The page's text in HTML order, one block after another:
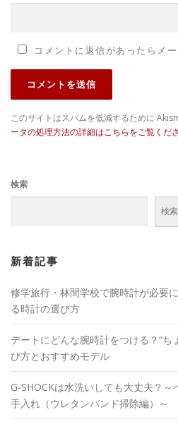
コメントに返信があったらメー
このサイトはスパムを低減するために
ータの処理方法の詳細はこちらをご覧くだ
検索
検索
新着記事
修学旅行・林間学校で腕時計が必要
る時計の選び方
デートにどんな腕時計をつける？“ち
び方とおすすめモデル
G-SHOCKは水洗いしても大丈夫？
手入れ（ウレタンバンド掃除編）～